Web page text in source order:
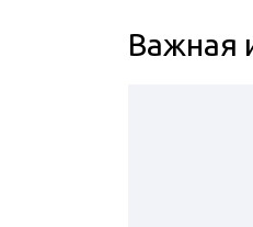
Важная